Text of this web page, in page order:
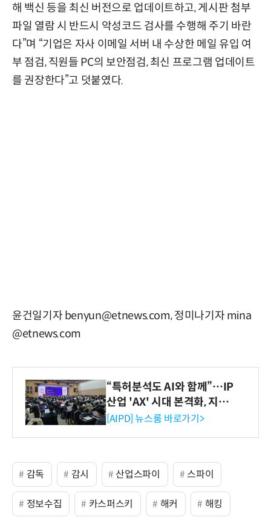
해 백신 등을 최신 버전으로 업데이트하고, 게시판 첨부
파일 열람 시 반드시 악성코드 검사를 수행해 주기 바란
다”며 “기업은 자사 이메일 서버 내 수상한 메일 유입 여
부 점검, 직원들 PC의 보안점검, 최신 프로그램 업데이트
를 권장한다”고 덧붙였다.
윤건일기자 benyun@etnews.com, 정미나기자 mina
@etnews.com
“특허분석도 AI와 함께”…IP
산업 'AX' 시대 본격화, 지식
재산처 1호 AI IP데이터분석
[AIPD] 뉴스룸 바로가기>
감독 감시 산업스파이 스파이
정보수집 카스퍼스키 해커 해킹